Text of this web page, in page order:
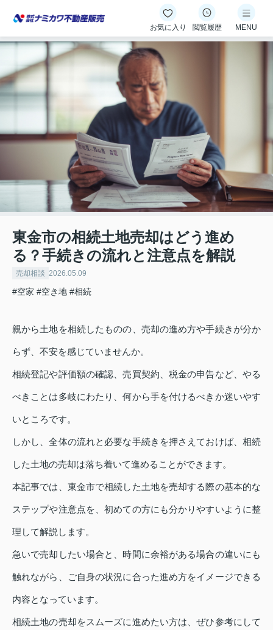
お気に入り 閲覧履歴 MENU
東金市の相続土地売却はどう進め
る？手続きの流れと注意点を解説
売却相談 2026.05.09
#空家 #空き地 #相続
親から土地を相続したものの、売却の進め方や手続きが分か
らず、不安を感じていませんか。
相続登記や評価額の確認、売買契約、税金の申告など、やる
べきことは多岐にわたり、何から手を付けるべきか迷いやす
いところです。
しかし、全体の流れと必要な手続きを押さえておけば、相続
した土地の売却は落ち着いて進めることができます。
本記事では、東金市で相続した土地を売却する際の基本的な
ステップや注意点を、初めての方にも分かりやすいように整
理して解説します。
急いで売却したい場合と、時間に余裕がある場合の違いにも
触れながら、ご自身の状況に合った進め方をイメージできる
内容となっています。
相続土地の売却をスムーズに進めたい方は、ぜひ参考にして